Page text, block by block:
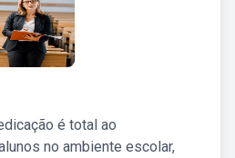
é total ao
no ambiente escolar,